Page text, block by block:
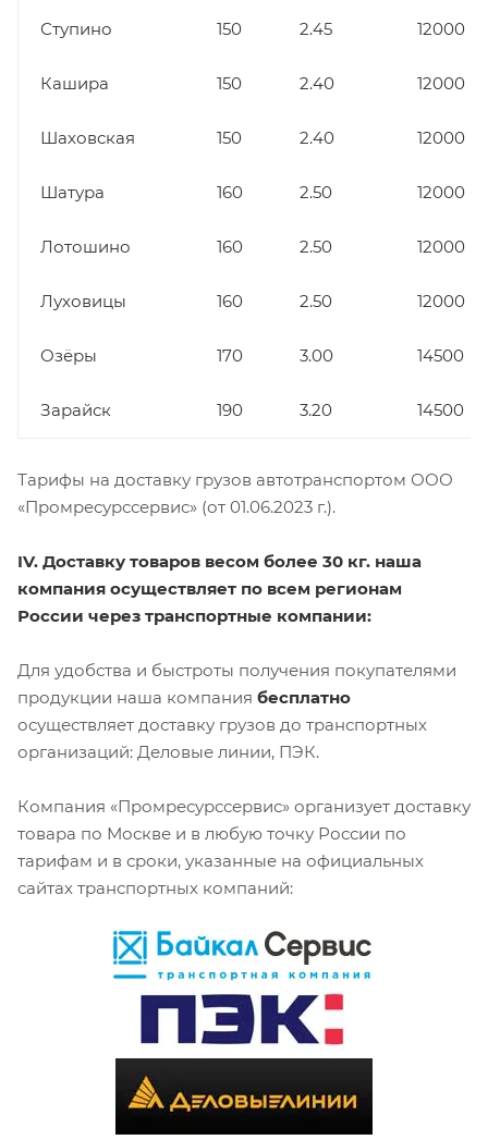
Ступино 150 2.45 12000
Кашира 150 2.40 12000
Шаховская 150 2.40 12000
Шатура 160 2.50 12000
Лотошино 160 2.50 12000
Луховицы 160 2.50 12000
Озёры 170 3.00 14500
Зарайск 190 3.20 14500
Тарифы на доставку грузов автотранспортом ООО
«Промресурссервис» (от 01.06.2023 г.).
IV. Доставку товаров весом более 30 кг. наша
компания осуществляет по всем регионам
России через транспортные компании:
Для удобства и быстроты получения покупателями
продукции наша компания бесплатно
осуществляет доставку грузов до транспортных
организаций: Деловые линии, ПЭК.
Компания «Промресурссервис» организует доставку
товара по Москве и в любую точку России по
тарифам и в сроки, указанные на официальных
сайтах транспортных компаний: